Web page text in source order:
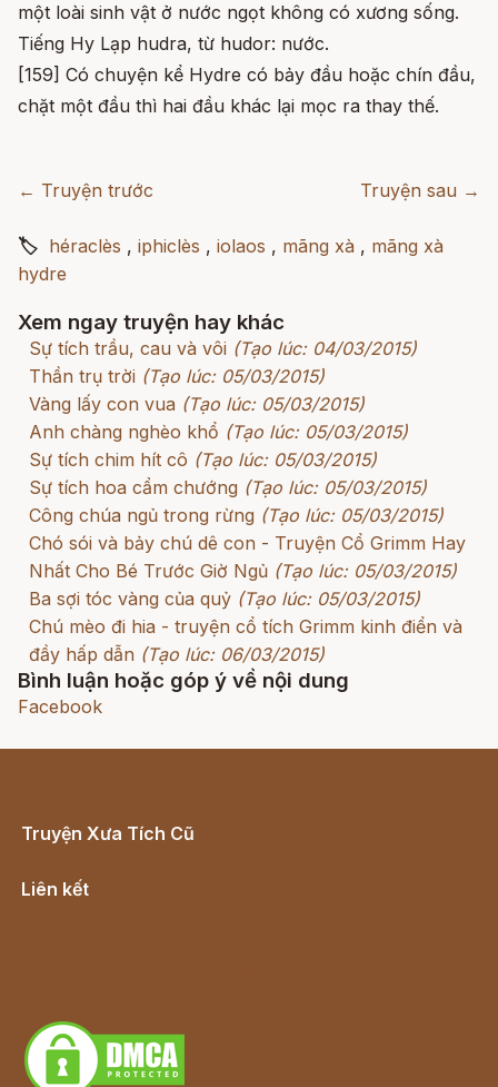
một loài sinh vật ở nước ngọt không có xương sống.
Tiếng Hy Lạp hudra, từ hudor: nước.
[159] Có chuyện kể Hydre có bảy đầu hoặc chín đầu,
chặt một đầu thì hai đầu khác lại mọc ra thay thế.
← Truyện trước Truyện sau →
🏷 héraclès , iphiclès , iolaos , mãng xà , mãng xà
hydre
Xem ngay truyện hay khác
Sự tích trầu, cau và vôi (Tạo lúc: 04/03/2015)
Thần trụ trời (Tạo lúc: 05/03/2015)
Vàng lấy con vua (Tạo lúc: 05/03/2015)
Anh chàng nghèo khổ (Tạo lúc: 05/03/2015)
Sự tích chim hít cô (Tạo lúc: 05/03/2015)
Sự tích hoa cẩm chướng (Tạo lúc: 05/03/2015)
Công chúa ngủ trong rừng (Tạo lúc: 05/03/2015)
Chó sói và bảy chú dê con - Truyện Cổ Grimm Hay
Nhất Cho Bé Trước Giờ Ngủ (Tạo lúc: 05/03/2015)
Ba sợi tóc vàng của quỷ (Tạo lúc: 05/03/2015)
Chú mèo đi hia - truyện cổ tích Grimm kinh điển và
đầy hấp dẫn (Tạo lúc: 06/03/2015)
Bình luận hoặc góp ý về nội dung
Facebook
Truyện Xưa Tích Cũ
Liên kết